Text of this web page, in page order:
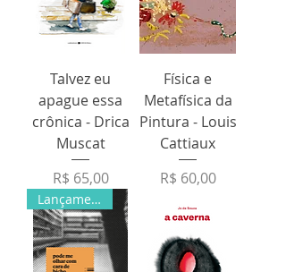
Talvez eu
apague essa
crônica - Drica
Muscat
Preço
R$ 65,00
Física e
Metafísica da
Pintura - Louis
Cattiaux
Preço
R$ 60,00
Lançamento